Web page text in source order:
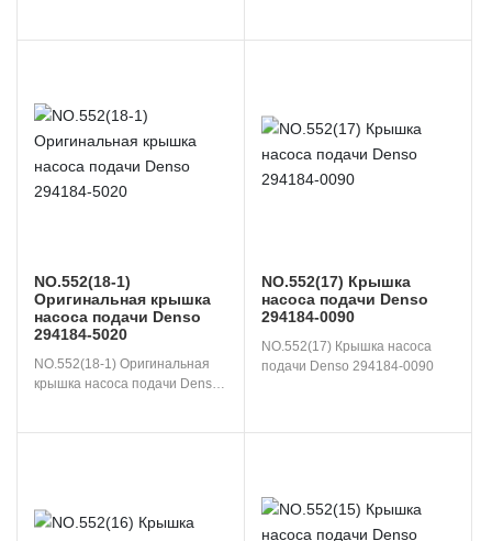
NO.552(18-1)
Оригинальная крышка
насоса подачи Denso
294184-5020
NO.552(18-1) Оригинальная
крышка насоса подачи Denso
NO.552(17) Крышка
насоса подачи Denso
294184-0090
NO.552(17) Крышка насоса
подачи Denso 294184-0090